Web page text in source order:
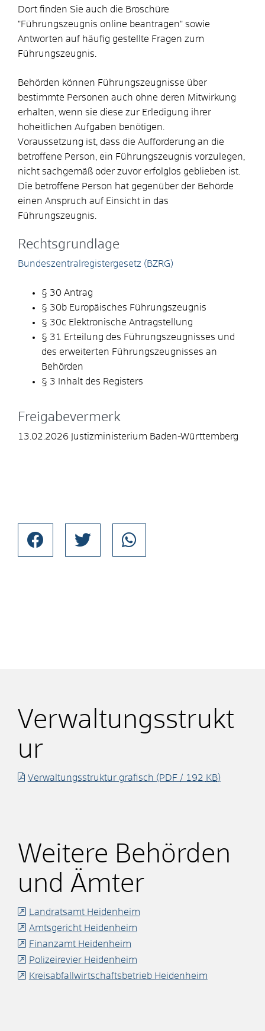
Dort finden Sie auch die Broschüre
"Führungszeugnis online beantragen" sowie
Antworten auf häufig gestellte Fragen zum
Führungszeugnis.
Behörden können Führungszeugnisse über
bestimmte Personen auch ohne deren Mitwirkung
erhalten, wenn sie diese zur Erledigung ihrer
hoheitlichen Aufgaben benötigen.
Voraussetzung ist, dass die Aufforderung an die
betroffene Person, ein Führungszeugnis vorzulegen,
nicht sachgemäß oder zuvor erfolglos geblieben ist.
Die betroffene Person hat gegenüber der Behörde
einen Anspruch auf Einsicht in das
Führungszeugnis.
Rechtsgrundlage
Bundeszentralregistergesetz (BZRG)
§ 30 Antrag
§ 30b Europäisches Führungszeugnis
§ 30c Elektronische Antragstellung
§ 31 Erteilung des Führungszeugnisses und
des erweiterten Führungszeugnisses an
Behörden
§ 3 Inhalt des Registers
Freigabevermerk
13.02.2026 Justizministerium Baden-Württemberg
Verwaltungsstrukt
ur
Verwaltungsstruktur grafisch (PDF / 192 KB)
Weitere Behörden
und Ämter
Landratsamt Heidenheim
Amtsgericht Heidenheim
Finanzamt Heidenheim
Polizeirevier Heidenheim
Kreisabfallwirtschaftsbetrieb Heidenheim